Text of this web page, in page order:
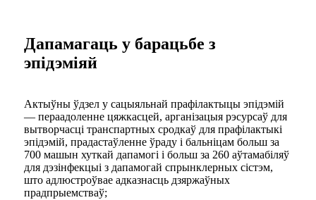
Дапамагаць у барацьбе з
эпідэміяй
Актыўны ўдзел у сацыяльнай прафілактыцы эпідэмій
— пераадоленне цяжкасцей, арганізацыя рэсурсаў для
вытворчасці транспартных сродкаў для прафілактыкі
эпідэмій, прадастаўленне ўраду і бальніцам больш за
700 машын хуткай дапамогі і больш за 260 аўтамабіляў
для дэзінфекцыі з дапамогай спрынклерных сістэм,
што адлюстроўвае адказнасць дзяржаўных
прадпрыемстваў;